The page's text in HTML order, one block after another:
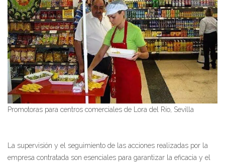
Promotoras para centros comerciales de Lora del Río, Sevilla
La supervisión y el seguimiento de las acciones realizadas por la
empresa contratada son esenciales para garantizar la eficacia y el